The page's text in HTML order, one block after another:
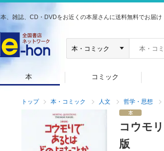
本、雑誌、CD・DVDをお近くの本屋さんに送料無料でお届け
本 コミック
トップ 本・コミック 人文 哲学・思想
コウモ
版